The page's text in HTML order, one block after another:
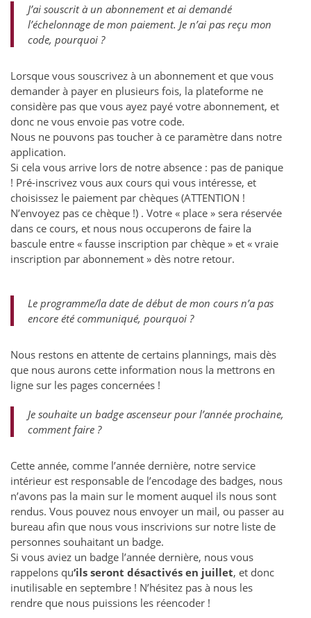
J’ai souscrit à un abonnement et ai demandé
l’échelonnage de mon paiement. Je n’ai pas reçu mon
code, pourquoi ?
Lorsque vous souscrivez à un abonnement et que vous
demander à payer en plusieurs fois, la plateforme ne
considère pas que vous ayez payé votre abonnement, et
donc ne vous envoie pas votre code.
Nous ne pouvons pas toucher à ce paramètre dans notre
application.
Si cela vous arrive lors de notre absence : pas de panique
! Pré-inscrivez vous aux cours qui vous intéresse, et
choisissez le paiement par chèques (ATTENTION !
N’envoyez pas ce chèque !) . Votre « place » sera réservée
dans ce cours, et nous nous occuperons de faire la
bascule entre « fausse inscription par chèque » et « vraie
inscription par abonnement » dès notre retour.
Le programme/la date de début de mon cours n’a pas
encore été communiqué, pourquoi ?
Nous restons en attente de certains plannings, mais dès
que nous aurons cette information nous la mettrons en
ligne sur les pages concernées !
Je souhaite un badge ascenseur pour l’année prochaine,
comment faire ?
Cette année, comme l’année dernière, notre service
intérieur est responsable de l’encodage des badges, nous
n’avons pas la main sur le moment auquel ils nous sont
rendus. Vous pouvez nous envoyer un mail, ou passer au
bureau afin que nous vous inscrivions sur notre liste de
personnes souhaitant un badge.
Si vous aviez un badge l’année dernière, nous vous
rappelons qu‘ils seront désactivés en juillet, et donc
inutilisable en septembre ! N’hésitez pas à nous les
rendre que nous puissions les réencoder !